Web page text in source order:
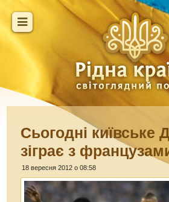
Сьогодні київське
зіграє з
18 вересня 2012 о 08:58